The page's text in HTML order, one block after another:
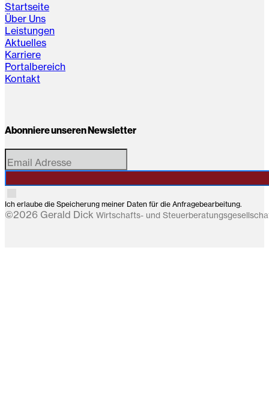
Startseite
Über Uns
Leistungen
Aktuelles
Karriere
Portalbereich
Kontakt
Abonniere unseren Newsletter
Ich erlaube die Speicherung meiner Daten für die Anfragebearbeitung.
©2026 Gerald Dick Wirtschafts- und